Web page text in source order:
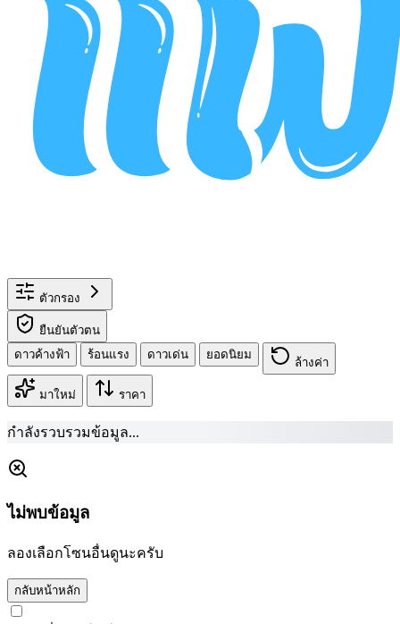
ตัวกรอง
ยืนยันตัวตน
ดาวค้างฟ้า
ร้อนแรง ดาวเด่น ยอดนิยม
ล้างค่า
มาใหม่ ราคา
กำลังรวบรวมข้อมูล...
ไม่พบข้อมูล
ลองเลือกโซนอื่นดูนะครับ
กลับหน้าหลัก